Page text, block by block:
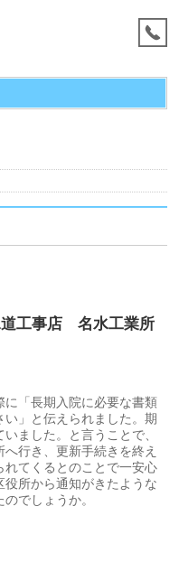
道工事店 名水工業所
に「長期入院に必要な書類
」と伝えられました。期
ました。と言うことで、
行き、更新手続きを終え
れてくるとのことで一安心
所から通知がきたような
でしょうか。